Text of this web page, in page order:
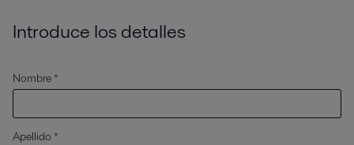
Introduce los detalles
Nombre *
Apellido *